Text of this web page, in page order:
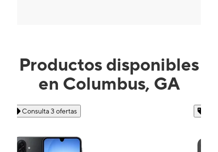
Productos disponibles
en Columbus, GA
Consulta 4 ofertas